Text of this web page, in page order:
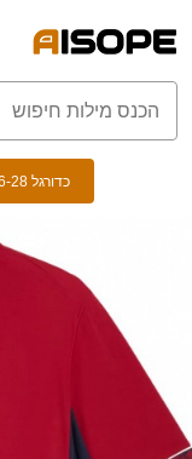
כדורגל Cup 26-28